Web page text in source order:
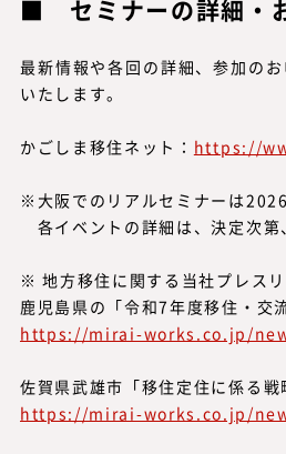
セミナーの詳細・
最新情報や各回の詳細、参加の
いたします。
かごしま移住ネット： https://
※大阪でのリアルセミナーは
各イベントの詳細は、決定次第
※ 地方移住に関する当社プレスリ
鹿児島県の「令和7年度移住・交
https://mirai-works.co.jp/
佐賀県武雄市「移住定住に係る
https://mirai-works.co.jp/